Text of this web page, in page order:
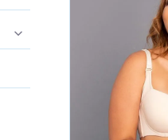
ACCESORIOS
LO MÁS VENDIDO
MATERNIDAD